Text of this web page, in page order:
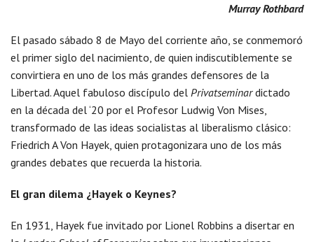
Murray Rothbard
El pasado sábado 8 de Mayo del corriente año, se conmemoró
el primer siglo del nacimiento, de quien indiscutiblemente se
convirtiera en uno de los más grandes defensores de la
Libertad. Aquel fabuloso discípulo del Privatseminardictado
en la década del ‘20 por el Profesor Ludwig Von Mises,
transformado de las ideas socialistas al liberalismo clásico:
Friedrich A Von Hayek, quien protagonizara uno de los más
grandes debates que recuerda la historia.
El gran dilema ¿Hayek o Keynes?
En 1931, Hayek fue invitado por Lionel Robbins a disertar en